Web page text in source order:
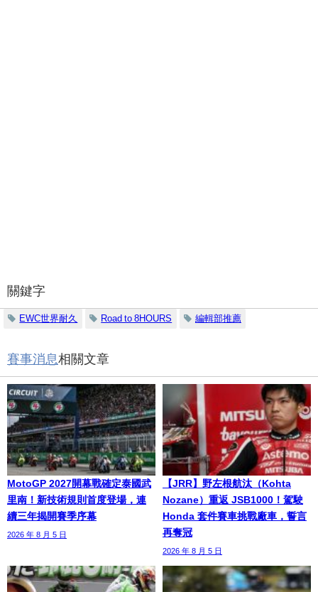
關鍵字
EWC世界耐久 Road to 8HOURS 編輯部推薦
賽事消息相關文章
MotoGP 2027開幕戰確定泰國武
里南！新技術規則首度登場，連
續三年揭開賽季序幕
2026 年 8 月 5 日
【JRR】野左根航汰（Kohta
Nozane）重返 JSB1000！駕駛
Honda 套件賽車挑戰廠車，誓言
再奪冠
2026 年 8 月 5 日